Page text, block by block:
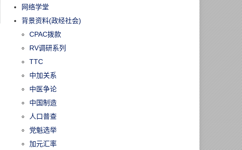
网络学堂
背景资料(政经社会)
CPAC拨款
RV调研系列
TTC
中加关系
中医争论
中国制造
人口普查
党魁选举
加元汇率